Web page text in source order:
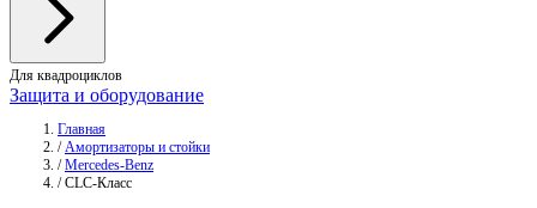
Для квадроциклов
Защита и оборудование
Главная
/ Амортизаторы и стойки
/ Mercedes-Benz
/ CLC-Класс